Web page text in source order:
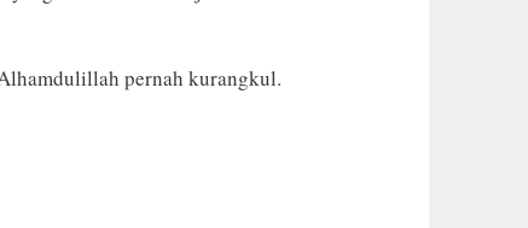
pernah kurangkul.